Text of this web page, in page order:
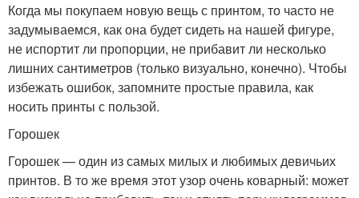
Когда мы покупаем новую вещь с принтом, то часто не
задумываемся, как она будет сидеть на нашей фигуре,
не испортит ли пропорции, не прибавит ли несколько
лишних сантиметров (только визуально, конечно). Чтобы
избежать ошибок, запомните простые правила, как
носить принты с пользой.
Горошек
Горошек — один из самых милых и любимых девичьих
принтов. В то же время этот узор очень коварный: может